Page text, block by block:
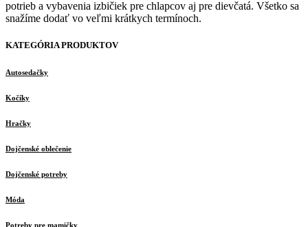
potrieb a vybavenia izbičiek pre chlapcov aj pre dievčatá. Všetko sa
snažíme dodať vo veľmi krátkych termínoch.
KATEGÓRIA PRODUKTOV
Autosedačky
Kočíky
Hračky
Dojčenské oblečenie
Dojčenské potreby
Móda
Potreby pre mamičky